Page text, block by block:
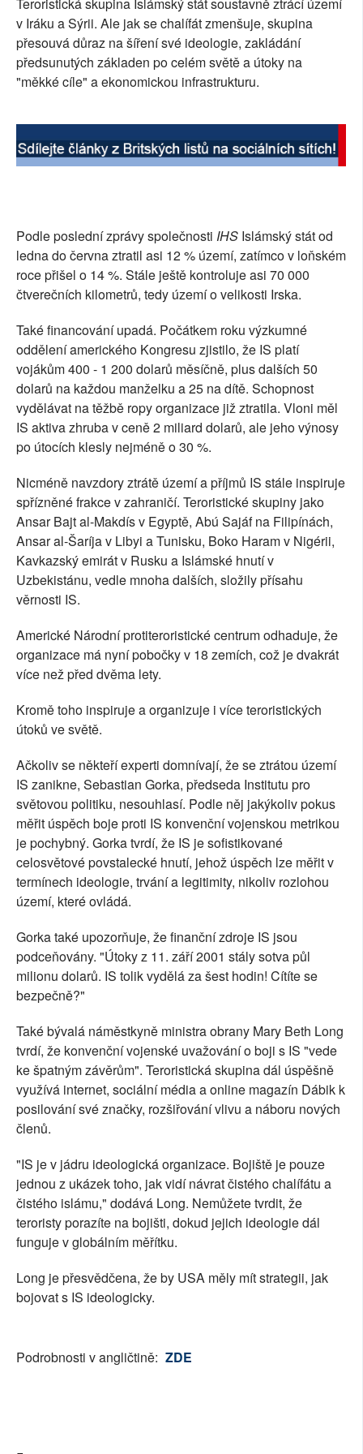
SOCIÁLNÍ SÍTĚ
RUBRIKY
v Iráku a Sýrii. Ale jak se chalífát zmenšuje, skupina
přesouvá důraz na šíření své ideologie, zakládání
předsunutých základen po celém světě a útoky na
"měkké cíle" a ekonomickou infrastrukturu.
Podle poslední zprávy společnosti IHS Islámský stát od
ledna do června ztratil asi 12 % území, zatímco v loňském
roce přišel o 14 %. Stále ještě kontroluje asi 70 000
čtverečních kilometrů, tedy území o velikosti Irska.
Také financování upadá. Počátkem roku výzkumné
oddělení amerického Kongresu zjistilo, že IS platí
vojákům 400 - 1 200 dolarů měsíčně, plus dalších 50
dolarů na každou manželku a 25 na dítě. Schopnost
vydělávat na těžbě ropy organizace již ztratila. Vloni měl
IS aktiva zhruba v ceně 2 miliard dolarů, ale jeho výnosy
po útocích klesly nejméně o 30 %.
Nicméně navzdory ztrátě území a příjmů IS stále inspiruje
spřízněné frakce v zahraničí. Teroristické skupiny jako
Ansar Bajt al-Makdís v Egyptě, Abú Sajáf na Filipínách,
Ansar al-Šaríja v Libyi a Tunisku, Boko Haram v Nigérii,
Kavkazský emirát v Rusku a Islámské hnutí v
Uzbekistánu, vedle mnoha dalších, složily přísahu
věrnosti IS.
Americké Národní protiteroristické centrum odhaduje, že
organizace má nyní pobočky v 18 zemích, což je dvakrát
více než před dvěma lety.
Kromě toho inspiruje a organizuje i více teroristických
útoků ve světě.
Ačkoliv se někteří experti domnívají, že se ztrátou území
IS zanikne, Sebastian Gorka, předseda Institutu pro
světovou politiku, nesouhlasí. Podle něj jakýkoliv pokus
měřit úspěch boje proti IS konvenční vojenskou metrikou
je pochybný. Gorka tvrdí, že IS je sofistikované
celosvětové povstalecké hnutí, jehož úspěch lze měřit v
termínech ideologie, trvání a legitimity, nikoliv rozlohou
území, které ovládá.
Gorka také upozorňuje, že finanční zdroje IS jsou
podceňovány. "Útoky z 11. září 2001 stály sotva půl
milionu dolarů. IS tolik vydělá za šest hodin! Cítíte se
bezpečně?"
Také bývalá náměstkyně ministra obrany Mary Beth Long
tvrdí, že konvenční vojenské uvažování o boji s IS "vede
ke špatným závěrům". Teroristická skupina dál úspěšně
využívá internet, sociální média a online magazín Dábik k
posilování své značky, rozšiřování vlivu a náboru nových
členů.
"IS je v jádru ideologická organizace. Bojiště je pouze
jednou z ukázek toho, jak vidí návrat čistého chalífátu a
čistého islámu," dodává Long. Nemůžete tvrdit, že
teroristy porazíte na bojišti, dokud jejich ideologie dál
funguje v globálním měřítku.
Long je přesvědčena, že by USA měly mít strategii, jak
bojovat s IS ideologicky.
Podrobnosti v angličtině: ZDE